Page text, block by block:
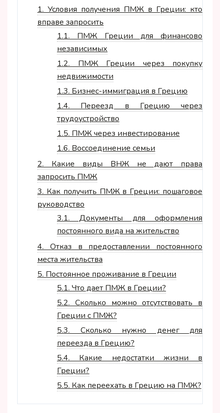
1. Условия получения ПМЖ в Греции: кто
вправе запросить
1.1. ПМЖ Греции для финансово
независимых
1.2. ПМЖ Греции через покупку
недвижимости
1.3. Бизнес-иммиграция в Грецию
1.4. Переезд в Грецию через
трудоустройство
1.5. ПМЖ через инвестирование
1.6. Воссоединение семьи
2. Какие виды ВНЖ не дают права
запросить ПМЖ
3. Как получить ПМЖ в Греции: пошаговое
руководство
3.1. Документы для оформления
постоянного вида на жительство
4. Отказ в предоставлении постоянного
места жительства
5. Постоянное проживание в Греции
5.1. Что дает ПМЖ в Греции?
5.2. Сколько можно отсутствовать в
Греции с ПМЖ?
5.3. Сколько нужно денег для
переезда в Грецию?
5.4. Какие недостатки жизни в
Греции?
5.5. Как переехать в Грецию на ПМЖ?